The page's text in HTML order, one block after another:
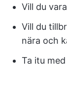
Vill du
Vill du
nära och
Ta itu